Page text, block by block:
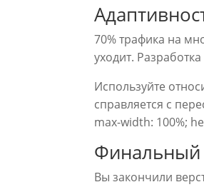
70% трафика на
уходит.
Используйте
справляется с
max-width: 100%;
Финальный
Вы закончили